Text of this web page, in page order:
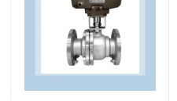
Pneumatisches
Pneumatisches